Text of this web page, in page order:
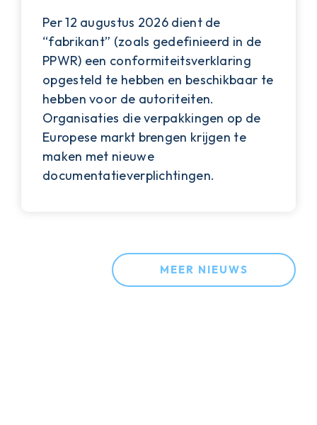
Per 12 augustus 2026 dient de
“fabrikant” (zoals gedefinieerd in de
PPWR) een conformiteitsverklaring
opgesteld te hebben en beschikbaar te
hebben voor de autoriteiten.
Organisaties die verpakkingen op de
Europese markt brengen krijgen te
maken met nieuwe
documentatieverplichtingen.
MEER NIEUWS